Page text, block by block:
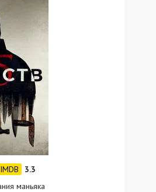
3.3
маньяка